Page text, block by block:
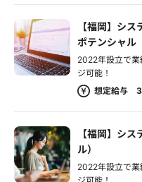
【福岡】シ
ポテンシャル
2022年設立で業
ジ可能！
想定給与
【福岡】シ
ル）
2022年設立で業